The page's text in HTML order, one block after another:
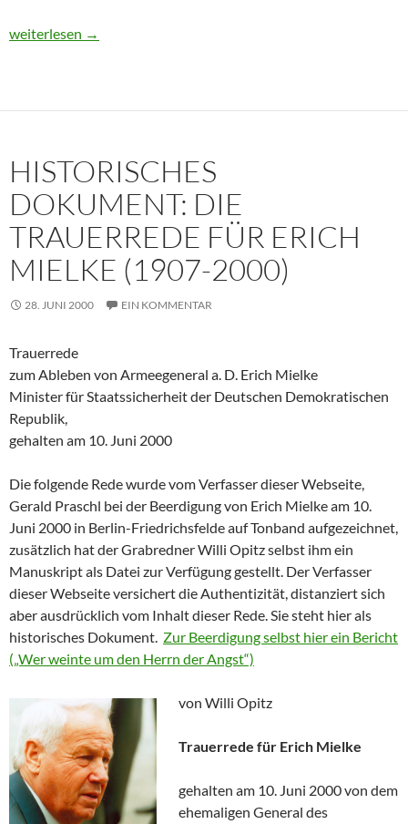
Erich Mielke: Wer weinte um den Herrn der Angst?
weiterlesen →
HISTORISCHES
DOKUMENT: DIE
TRAUERREDE FÜR ERICH
MIELKE (1907-2000)
28. JUNI 2000 EIN KOMMENTAR
Trauerrede
zum Ableben von Armeegeneral a. D. Erich Mielke
Minister für Staatssicherheit der Deutschen Demokratischen
Republik,
gehalten am 10. Juni 2000
Die folgende Rede wurde vom Verfasser dieser Webseite,
Gerald Praschl bei der Beerdigung von Erich Mielke am 10.
Juni 2000 in Berlin-Friedrichsfelde auf Tonband aufgezeichnet,
zusätzlich hat der Grabredner Willi Opitz selbst ihm ein
Manuskript als Datei zur Verfügung gestellt. Der Verfasser
dieser Webseite versichert die Authentizität, distanziert sich
aber ausdrücklich vom Inhalt dieser Rede. Sie steht hier als
historisches Dokument. Zur Beerdigung selbst hier ein Bericht
(„Wer weinte um den Herrn der Angst“)
von Willi Opitz
Trauerrede für Erich Mielke
gehalten am 10. Juni 2000 von dem
ehemaligen General des